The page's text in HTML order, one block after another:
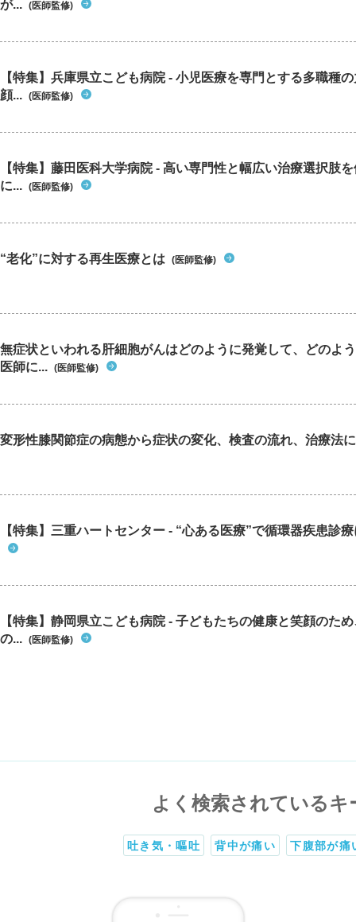
が... (医師監修)
【特集】兵庫県立こども病院 - 小児医療を専門とする多職種
顔... (医師監修)
【特集】藤田医科大学病院 - 高い専門性と幅広い治療選択肢
に... (医師監修)
“老化”に対する再生医療とは (医師監修)
無症状といわれる肝細胞がんはどのように発覚して、どのよ
医師に... (医師監修)
変形性膝関節症の病態から症状の変化、検査の流れ、治療法
【特集】三重ハートセンター - “心ある医療”で循環器疾患診
【特集】静岡県立こども病院 - 子どもたちの健康と笑顔のた
の... (医師監修)
よく検索されているキ
吐き気・嘔吐 背中が痛い 下腹部が痛